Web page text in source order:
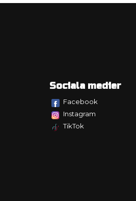
Sociala medier
Facebook
Instagram
TikTok